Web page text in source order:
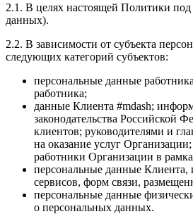
2.1. В целях настоящей Политики
данных).
2.2. В зависимости от субъекта
следующих категорий субъектов:
персональные данные
работника;
данные Клиента #mdash;
законодательства Российской
клиентов; руководителями и
на оказание услуг
работники Организации в
персональные данные Клиента,
сервисов, форм связи,
персональные данные
о персональных данных.